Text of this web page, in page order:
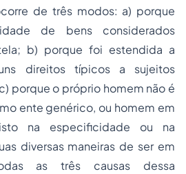
de três modos: a) porque
de bens considerados
b) porque foi estendida a
direitos típicos a sujeitos
porque o próprio homem não é
ente genérico, ou homem em
na especificidade ou na
diversas maneiras de ser em
as três causas dessa